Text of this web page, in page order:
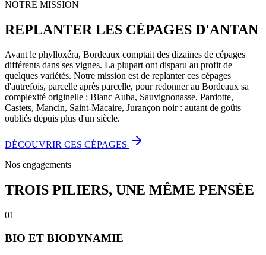
NOTRE MISSION
REPLANTER LES CÉPAGES D'ANTAN
Avant le phylloxéra, Bordeaux comptait des dizaines de cépages
différents dans ses vignes. La plupart ont disparu au profit de
quelques variétés. Notre mission est de replanter ces cépages
d'autrefois, parcelle après parcelle, pour redonner au Bordeaux sa
complexité originelle : Blanc Auba, Sauvignonasse, Pardotte,
Castets, Mancin, Saint-Macaire, Jurançon noir : autant de goûts
oubliés depuis plus d'un siècle.
DÉCOUVRIR CES CÉPAGES
Nos engagements
TROIS PILIERS, UNE MÊME PENSÉE
01
BIO ET BIODYNAMIE